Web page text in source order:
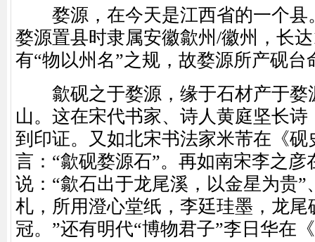
婺源，在今天是江西省的一个县
婺源置县时隶属安徽歙州/徽州，长
有“物以州名”之规，故婺源所产砚台
歙砚之于婺源，缘于石材产于婺
山。这在宋代书家、诗人黄庭坚长
到印证。又如北宋书法家米芾在《砚
言：“歙砚婺源石”。再如南宋李之彦
说：“歙石出于龙尾溪，以金星为贵”
札，所用澄心堂纸，李廷珪墨，龙尾
冠。”还有明代“博物君子”李日华在